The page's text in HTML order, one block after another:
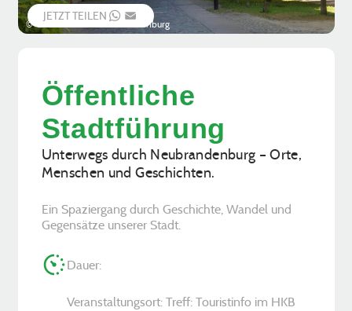
© Vier-Tore-Stadt Neubrandenburg
JETZT TEILEN WHATSAPP
EMAIL
Öffentliche
Stadtführung
Unterwegs durch Neubrandenburg – Orte,
Menschen und Geschichten.
Ein Spaziergang durch Geschichte, Wandel und
Gegensätze unserer Stadt.
Dauer:
Veranstaltungsort: Treff: Touristinfo im HKB